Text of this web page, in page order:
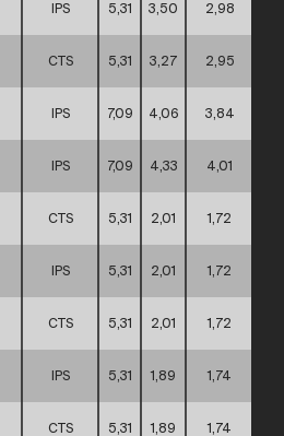
IPS 5,31 3,50 2,98
CTS 5,31 3,27 2,95
IPS 7,09 4,06 3,84
IPS 7,09 4,33 4,01
CTS 5,31 2,01 1,72
IPS 5,31 2,01 1,72
CTS 5,31 2,01 1,72
IPS 5,31 1,89 1,74
CTS 5,31 1,89 1,74